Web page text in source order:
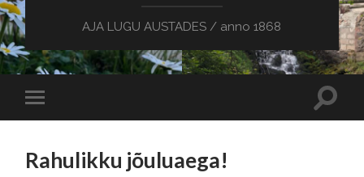
AJA LUGU AUSTADES / anno 1868
Toggle
mobile
Toggle
Rahulikku jõuluaega!